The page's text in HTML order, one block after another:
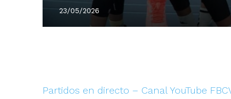
23/05/2026
Partidos en directo – Canal YouTube